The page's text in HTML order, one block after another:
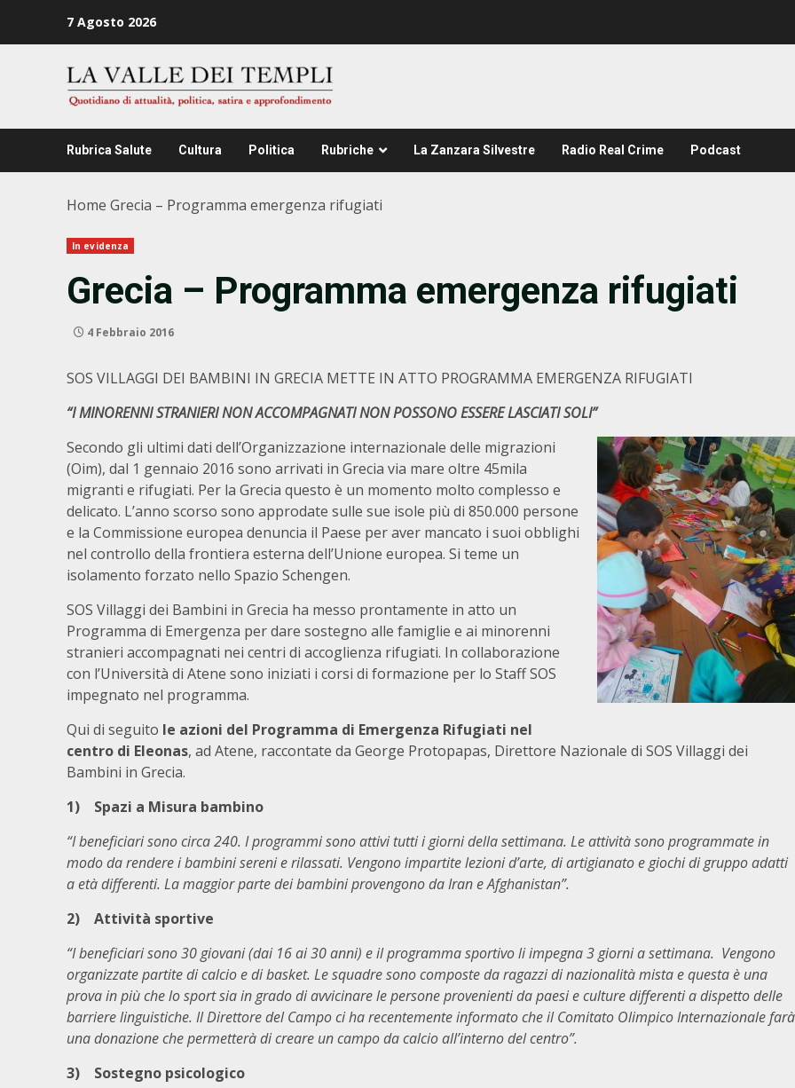
7 Agosto 2026
Rubrica Salute Cultura Politica Rubriche La Zanzara Silvestre Radio Real Crime Podcast
Home Grecia – Programma emergenza rifugiati
In evidenza
Grecia – Programma emergenza rifugiati
4 Febbraio 2016
SOS VILLAGGI DEI BAMBINI IN GRECIA METTE IN ATTO PROGRAMMA EMERGENZA RIFUGIATI
“I MINORENNI STRANIERI NON ACCOMPAGNATI NON POSSONO ESSERE LASCIATI SOLI”
Secondo gli ultimi dati dell’Organizzazione internazionale delle migrazioni
(Oim), dal 1 gennaio 2016 sono arrivati in Grecia via mare oltre 45mila
migranti e rifugiati. Per la Grecia questo è un momento molto complesso e
delicato. L’anno scorso sono approdate sulle sue isole più di 850.000 persone
e la Commissione europea denuncia il Paese per aver mancato i suoi obblighi
nel controllo della frontiera esterna dell’Unione europea. Si teme un
isolamento forzato nello Spazio Schengen.
SOS Villaggi dei Bambini in Grecia ha messo prontamente in atto un
Programma di Emergenza per dare sostegno alle famiglie e ai minorenni
stranieri accompagnati nei centri di accoglienza rifugiati. In collaborazione
con l’Università di Atene sono iniziati i corsi di formazione per lo Staff SOS
impegnato nel programma.
Qui di seguito le azioni del Programma di Emergenza Rifugiati nel
centro di Eleonas, ad Atene, raccontate da George Protopapas, Direttore Nazionale di SOS Villaggi dei
Bambini in Grecia.
1) Spazi a Misura bambino
“I beneficiari sono circa 240. I programmi sono attivi tutti i giorni della settimana. Le attività sono programmate in
modo da rendere i bambini sereni e rilassati. Vengono impartite lezioni d’arte, di artigianato e giochi di gruppo adatti
a età differenti. La maggior parte dei bambini provengono da Iran e Afghanistan”.
2) Attività sportive
“I beneficiari sono 30 giovani (dai 16 ai 30 anni) e il programma sportivo li impegna 3 giorni a settimana. Vengono
organizzate partite di calcio e di basket. Le squadre sono composte da ragazzi di nazionalità mista e questa è una
prova in più che lo sport sia in grado di avvicinare le persone provenienti da paesi e culture differenti a dispetto delle
barriere linguistiche. Il Direttore del Campo ci ha recentemente informato che il Comitato Olimpico Internazionale farà
una donazione che permetterà di creare un campo da calcio all’interno del centro”.
3) Sostegno psicologico